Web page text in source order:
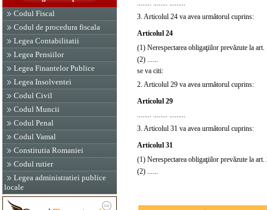
Codul Fiscal
Codul de procedura fiscala
Legea Contabilitatii
Legea Pensiilor
Legea Finantelor Publice
Legea Insolventei
Codul Civil
Codul Muncii
Codul Penal
Codul Vamal
Constitutia Romaniei
Codul rutier
Legea administratiei publice
locale
3. Articolul 24 va avea următorul cuprins:
Articolul 24
(1) Nerespectarea obligaţiilor prevăzute la art.
(2) ......
se va citi:
2. Articolul 29 va avea următorul cuprins:
Articolul 29
3. Articolul 31 va avea următorul cuprins:
Articolul 31
(1) Nerespectarea obligaţiilor prevăzute la art.
(2) ......